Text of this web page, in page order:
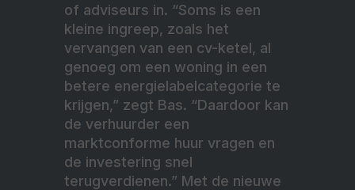
of adviseurs in. “Soms is een
kleine ingreep, zoals het
vervangen van een cv-ketel, al
genoeg om een woning in een
betere energielabelcategorie te
krijgen,” zegt Bas. “Daardoor kan
de verhuurder een
marktconforme huur vragen en
de investering snel
terugverdienen.” Met de nieuwe